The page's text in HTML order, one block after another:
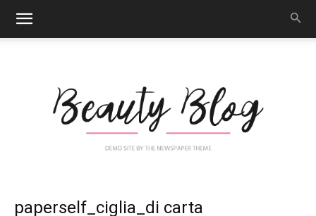
Nail
paperself_ciglia_di carta